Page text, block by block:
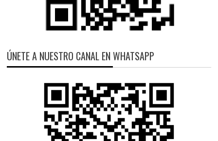
ÚNETE A NUESTRO CANAL EN WHATSAPP